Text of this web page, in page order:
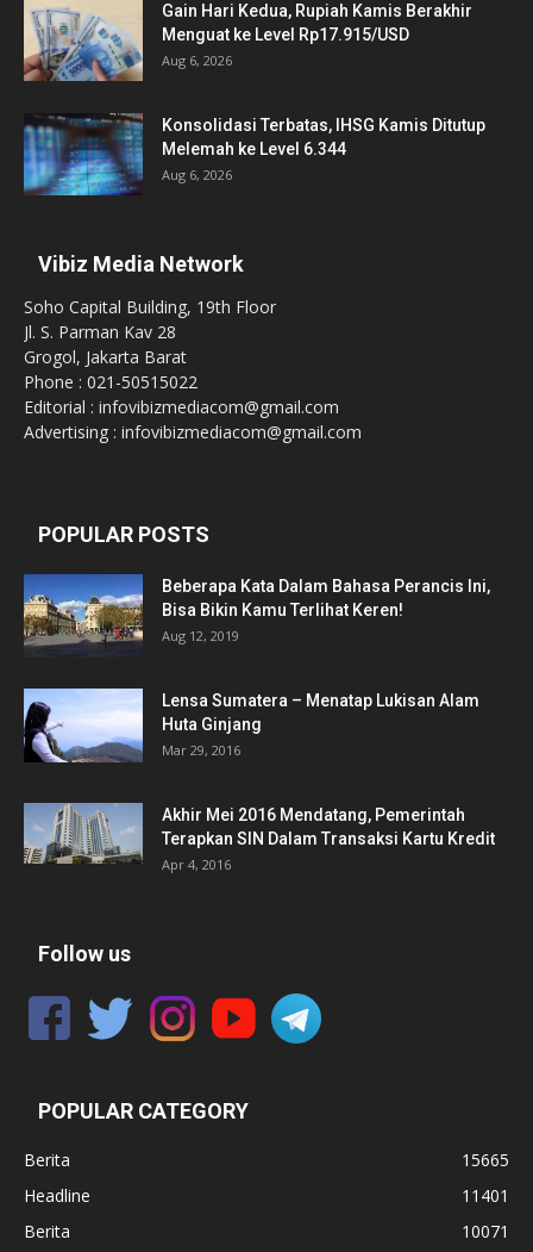
Gain Hari Kedua, Rupiah Kamis Berakhir
Menguat ke Level Rp17.915/USD
Aug 6, 2026
Konsolidasi Terbatas, IHSG Kamis Ditutup
Melemah ke Level 6.344
Aug 6, 2026
Vibiz Media Network
Soho Capital Building, 19th Floor
Jl. S. Parman Kav 28
Grogol, Jakarta Barat
Phone : 021-50515022
Editorial : infovibizmediacom@gmail.com
Advertising : infovibizmediacom@gmail.com
POPULAR POSTS
Beberapa Kata Dalam Bahasa Perancis Ini,
Bisa Bikin Kamu Terlihat Keren!
Aug 12, 2019
Lensa Sumatera – Menatap Lukisan Alam
Huta Ginjang
Mar 29, 2016
Akhir Mei 2016 Mendatang, Pemerintah
Terapkan SIN Dalam Transaksi Kartu Kredit
Apr 4, 2016
Follow us
POPULAR CATEGORY
Berita
15665
Headline
11401
Berita
10071